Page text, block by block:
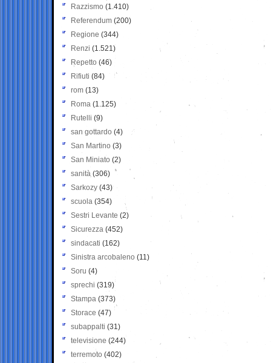
Razzismo (1.410)
Referendum (200)
Regione (344)
Renzi (1.521)
Repetto (46)
Rifiuti (84)
rom (13)
Roma (1.125)
Rutelli (9)
san gottardo (4)
San Martino (3)
San Miniato (2)
sanità (306)
Sarkozy (43)
scuola (354)
Sestri Levante (2)
Sicurezza (452)
sindacati (162)
Sinistra arcobaleno (11)
Soru (4)
sprechi (319)
Stampa (373)
Storace (47)
subappalti (31)
televisione(244)
terremoto (402)